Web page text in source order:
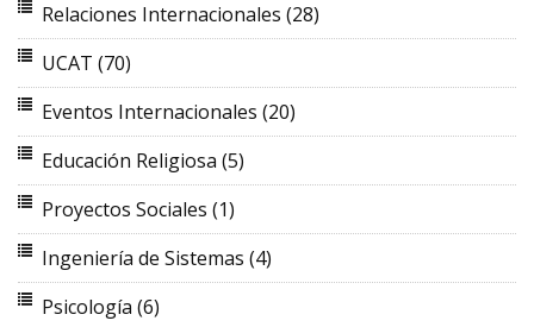
Relaciones Internacionales (28)
UCAT (70)
Eventos Internacionales (20)
Educación Religiosa (5)
Proyectos Sociales (1)
Ingeniería de Sistemas (4)
Psicología (6)